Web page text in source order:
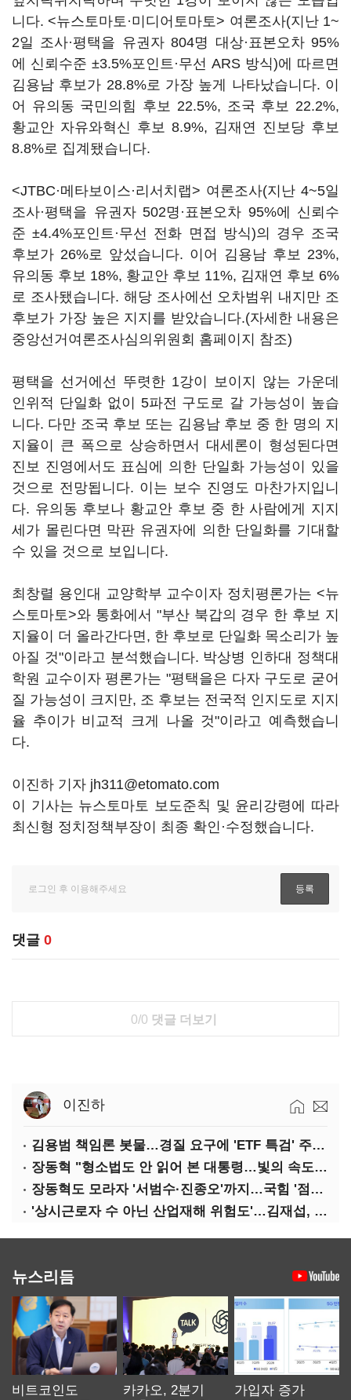
니다. <뉴스토마토·미디어토마토> 여론조사(지난 1~
2일 조사·평택을 유권자 804명 대상·표본오차 95%
에 신뢰수준 ±3.5%포인트·무선 ARS 방식)에 따르면
김용남 후보가 28.8%로 가장 높게 나타났습니다. 이
어 유의동 국민의힘 후보 22.5%, 조국 후보 22.2%,
황교안 자유와혁신 후보 8.9%, 김재연 진보당 후보
8.8%로 집계됐습니다.
<JTBC·메타보이스·리서치랩> 여론조사(지난 4~5일
조사·평택을 유권자 502명·표본오차 95%에 신뢰수
준 ±4.4%포인트·무선 전화 면접 방식)의 경우 조국
후보가 26%로 앞섰습니다. 이어 김용남 후보 23%,
유의동 후보 18%, 황교안 후보 11%, 김재연 후보 6%
로 조사됐습니다. 해당 조사에선 오차범위 내지만 조
후보가 가장 높은 지지를 받았습니다.(자세한 내용은
중앙선거여론조사심의위원회 홈페이지 참조)
평택을 선거에선 뚜렷한 1강이 보이지 않는 가운데
인위적 단일화 없이 5파전 구도로 갈 가능성이 높습
니다. 다만 조국 후보 또는 김용남 후보 중 한 명의 지
지율이 큰 폭으로 상승하면서 대세론이 형성된다면
진보 진영에서도 표심에 의한 단일화 가능성이 있을
것으로 전망됩니다. 이는 보수 진영도 마찬가지입니
다. 유의동 후보나 황교안 후보 중 한 사람에게 지지
세가 몰린다면 막판 유권자에 의한 단일화를 기대할
수 있을 것으로 보입니다.
최창렬 용인대 교양학부 교수이자 정치평론가는 <뉴
스토마토>와 통화에서 "부산 북갑의 경우 한 후보 지
지율이 더 올라간다면, 한 후보로 단일화 목소리가 높
아질 것"이라고 분석했습니다. 박상병 인하대 정책대
학원 교수이자 평론가는 "평택을은 다자 구도로 굳어
질 가능성이 크지만, 조 후보는 전국적 인지도로 지지
율 추이가 비교적 크게 나올 것"이라고 예측했습니
다.
이진하 기자 jh311@etomato.com
이 기사는 뉴스토마토 보도준칙 및 윤리강령에 따라
최신형 정치정책부장이 최종 확인·수정했습니다.
댓글 0
0/0 댓글 더보기
이진하
김용범 책임론 봇물…경질 요구에 'ETF 특검' 주장까지
장동혁 "형소법도 안 읽어 본 대통령…빛의 속도로 무너질 것"
장동혁도 모라자 '서범수·진종오'까지…국힘 '점입가경'
'상시근로자 수 아닌 산업재해 위험도'…김재섭, 산재예방 지원기준 손질
뉴스리듬
비트코인도
카카오, 2분기
가입자 증가